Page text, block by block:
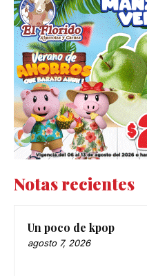
Notas recientes
Un poco de kpop
agosto 7, 2026